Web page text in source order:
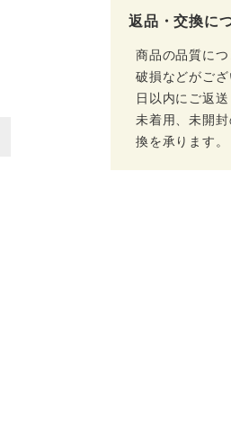
返品・交換に
商品の品質に
破損などがご
日以内にご返
未着用、未開
換を承りま